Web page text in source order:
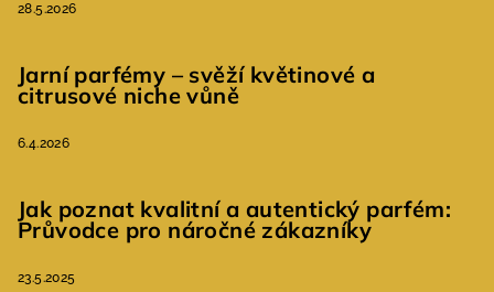
28.5.2026
Jarní parfémy – svěží květinové a
citrusové niche vůně
6.4.2026
Jak poznat kvalitní a autentický parfém:
Průvodce pro náročné zákazníky
23.5.2025